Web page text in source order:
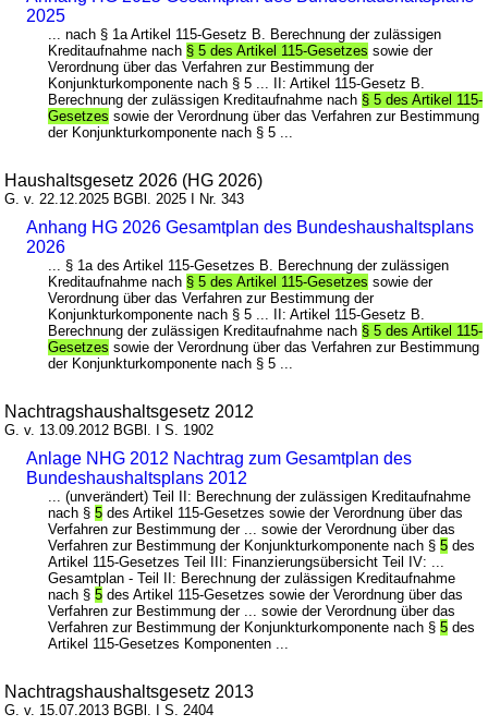
2025
... nach § 1a Artikel 115-Gesetz B. Berechnung der zulässigen
Kreditaufnahme nach § 5 des Artikel 115-Gesetzes sowie der
Verordnung über das Verfahren zur Bestimmung der
Konjunkturkomponente nach § 5 ... II: Artikel 115-Gesetz B.
Berechnung der zulässigen Kreditaufnahme nach § 5 des Artikel 115-
Gesetzes sowie der Verordnung über das Verfahren zur Bestimmung
der Konjunkturkomponente nach § 5 ...
Haushaltsgesetz 2026 (HG 2026)
G. v. 22.12.2025 BGBl. 2025 I Nr. 343
Anhang HG 2026 Gesamtplan des Bundeshaushaltsplans
2026
... § 1a des Artikel 115-Gesetzes B. Berechnung der zulässigen
Kreditaufnahme nach § 5 des Artikel 115-Gesetzes sowie der
Verordnung über das Verfahren zur Bestimmung der
Konjunkturkomponente nach § 5 ... II: Artikel 115-Gesetz B.
Berechnung der zulässigen Kreditaufnahme nach § 5 des Artikel 115-
Gesetzes sowie der Verordnung über das Verfahren zur Bestimmung
der Konjunkturkomponente nach § 5 ...
Nachtragshaushaltsgesetz 2012
G. v. 13.09.2012 BGBl. I S. 1902
Anlage NHG 2012 Nachtrag zum Gesamtplan des
Bundeshaushaltsplans 2012
... (unverändert) Teil II: Berechnung der zulässigen Kreditaufnahme
nach §5 des Artikel 115-Gesetzes sowie der Verordnung über das
Verfahren zur Bestimmung der ... sowie der Verordnung über das
Verfahren zur Bestimmung der Konjunkturkomponente nach §5 des
Artikel 115-Gesetzes Teil III: Finanzierungsübersicht Teil IV: ...
Gesamtplan - Teil II: Berechnung der zulässigen Kreditaufnahme
nach §5 des Artikel 115-Gesetzes sowie der Verordnung über das
Verfahren zur Bestimmung der ... sowie der Verordnung über das
Verfahren zur Bestimmung der Konjunkturkomponente nach §5 des
Artikel 115-Gesetzes Komponenten ...
Nachtragshaushaltsgesetz 2013
G. v. 15.07.2013 BGBl. I S. 2404